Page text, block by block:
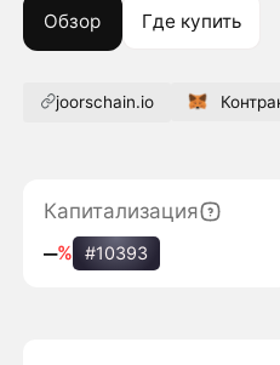
Обзор Где купить
joorschain.io
Капитализация
‒% #10393